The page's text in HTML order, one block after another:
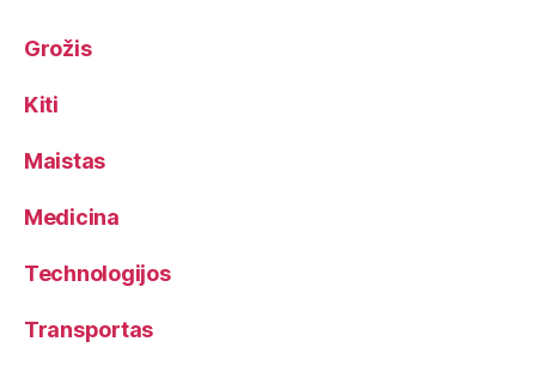
Grožis
Kiti
Maistas
Medicina
Technologijos
Transportas